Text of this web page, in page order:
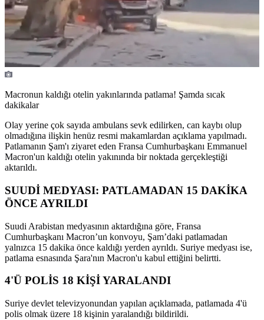
Macronun kaldığı otelin yakınlarında patlama! Şamda sıcak
dakikalar
Olay yerine çok sayıda ambulans sevk edilirken, can kaybı olup
olmadığına ilişkin henüz resmi makamlardan açıklama yapılmadı.
Patlamanın Şam'ı ziyaret eden Fransa Cumhurbaşkanı Emmanuel
Macron'un kaldığı otelin yakınında bir noktada gerçekleştiği
aktarıldı.
SUUDİ MEDYASI: PATLAMADAN 15 DAKİKA
ÖNCE AYRILDI
Suudi Arabistan medyasının aktardığına göre, Fransa
Cumhurbaşkanı Macron’un konvoyu, Şam’daki patlamadan
yalnızca 15 dakika önce kaldığı yerden ayrıldı. Suriye medyası ise,
patlama esnasında Şara'nın Macron'u kabul ettiğini belirtti.
4'Ü POLİS 18 KİŞİ YARALANDI
Suriye devlet televizyonundan yapılan açıklamada, patlamada 4'ü
polis olmak üzere 18 kişinin yaralandığı bildirildi.